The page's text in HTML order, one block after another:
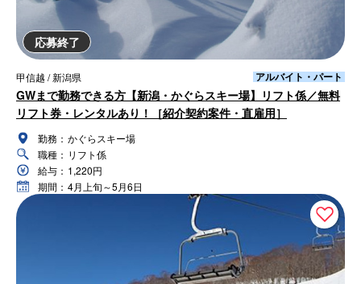
応募終了
甲信越 / 新潟県 アルバイト・パート
GWまで勤務できる方【新潟・かぐらスキー場】リフト係／無料
リフト券・レンタルあり！［紹介契約案件・直雇用］
勤務： かぐらスキー場
職種： リフト係
給与： 1,220円
期間： 4月上旬～5月6日